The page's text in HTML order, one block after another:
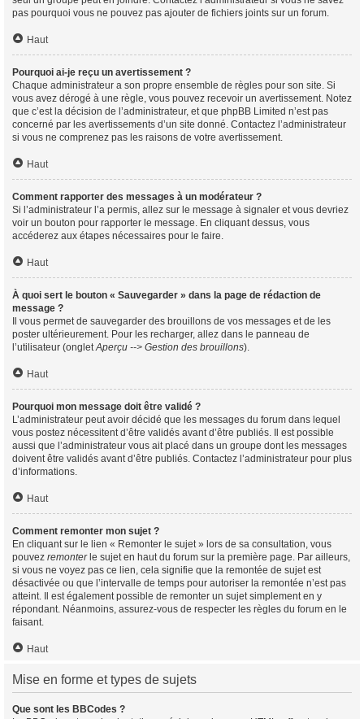
pas pourquoi vous ne pouvez pas ajouter de fichiers joints sur un forum.
Haut
Pourquoi ai-je reçu un avertissement ?
Chaque administrateur a son propre ensemble de règles pour son site. Si
vous avez dérogé à une règle, vous pouvez recevoir un avertissement. Notez
que c’est la décision de l’administrateur, et que phpBB Limited n’est pas
concerné par les avertissements d’un site donné. Contactez l’administrateur
si vous ne comprenez pas les raisons de votre avertissement.
Haut
Comment rapporter des messages à un modérateur ?
Si l’administrateur l’a permis, allez sur le message à signaler et vous devriez
voir un bouton pour rapporter le message. En cliquant dessus, vous
accéderez aux étapes nécessaires pour le faire.
Haut
À quoi sert le bouton « Sauvegarder » dans la page de rédaction de
message ?
Il vous permet de sauvegarder des brouillons de vos messages et de les
poster ultérieurement. Pour les recharger, allez dans le panneau de
l’utilisateur (ongletAperçu --> Gestion des brouillons).
Haut
Pourquoi mon message doit être validé ?
L’administrateur peut avoir décidé que les messages du forum dans lequel
vous postez nécessitent d’être validés avant d’être publiés. Il est possible
aussi que l’administrateur vous ait placé dans un groupe dont les messages
doivent être validés avant d’être publiés. Contactez l’administrateur pour plus
d’informations.
Haut
Comment remonter mon sujet ?
En cliquant sur le lien « Remonter le sujet » lors de sa consultation, vous
pouvez remonterle sujet en haut du forum sur la première page. Par ailleurs,
si vous ne voyez pas ce lien, cela signifie que la remontée de sujet est
désactivée ou que l’intervalle de temps pour autoriser la remontée n’est pas
atteint. Il est également possible de remonter un sujet simplement en y
répondant. Néanmoins, assurez-vous de respecter les règles du forum en le
faisant.
Haut
Mise en forme et types de sujets
Que sont les BBCodes ?